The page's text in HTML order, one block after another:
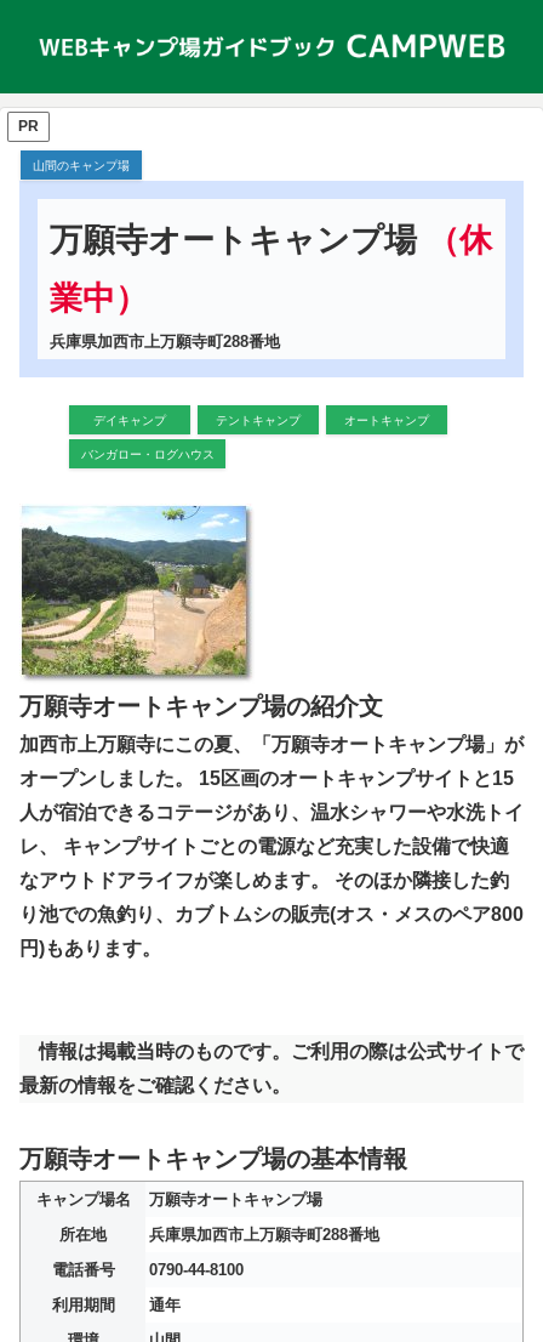
PR
山間のキャンプ場
万願寺オートキャンプ場
（休
業中）
兵庫県加西市上万願寺町288番地
デイキャンプ テントキャンプ オートキャンプ
バンガロー・ログハウス
万願寺オートキャンプ場の紹介文
加西市上万願寺にこの夏、「万願寺オートキャンプ場」が
オープンしました。 15区画のオートキャンプサイトと15
人が宿泊できるコテージがあり、温水シャワーや水洗トイ
レ、 キャンプサイトごとの電源など充実した設備で快適
なアウトドアライフが楽しめます。 そのほか隣接した釣
り池での魚釣り、カブトムシの販売(オス・メスのペア800
円)もあります。
情報は掲載当時のものです。ご利用の際は公式サイトで
最新の情報をご確認ください。
万願寺オートキャンプ場の基本情報
キャンプ場名
万願寺オートキャンプ場
所在地
兵庫県加西市上万願寺町288番地
電話番号
0790-44-8100
利用期間
通年